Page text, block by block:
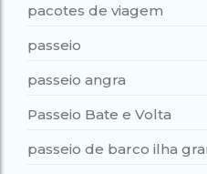
pacotes de viagem
passeio
passeio angra
Passeio Bate e Volta
passeio de barco ilha